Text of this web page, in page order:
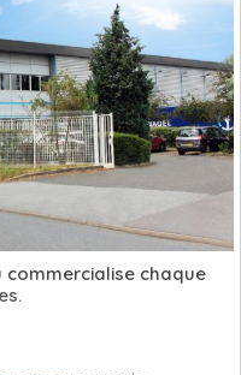
commercialise chaque